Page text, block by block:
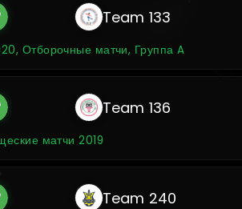
Team 133
Отборочные матчи, Группа A
Team 136
матчи 2019
Team 240